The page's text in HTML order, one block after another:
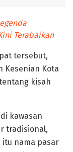
Terabaikan
tersebut,
Kesenian Kota
kisah
kawasan
tradisional,
itu nama pasar